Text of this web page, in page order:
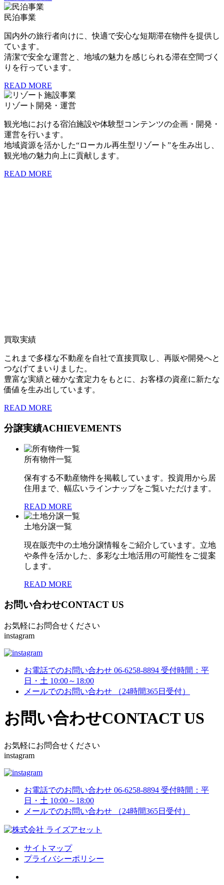
民泊事業
国内外の旅行者向けに、快適で安心な短期滞在物件を提供し
ています。
清潔で安全な運営と、地域の魅力を感じられる滞在空間づく
りを行っています。
READ MORE
リゾート開発・運営
観光地における宿泊施設や体験型コンテンツの企画・開発・
運営を行います。
地域資源を活かした“ローカル再生型リゾート”を生み出し、
観光地の魅力向上に貢献します。
READ MORE
買取実績
これまで多様な不動産を自社で直接買取し、再販や開発へと
つなげてまいりました。
豊富な実績と確かな査定力をもとに、お客様の資産に新たな
価値を生み出しています。
READ MORE
分譲実績ACHIEVEMENTS
所有物件一覧
保有する不動産物件を掲載しています。投資用から居
住用まで、幅広いラインナップをご覧いただけます。
READ MORE
土地分譲一覧
現在販売中の土地分譲情報をご紹介しています。立地
や条件を活かした、多彩な土地活用の可能性をご提案
します。
READ MORE
お問い合わせCONTACT US
お気軽にお問合せください
instagram
お電話でのお問い合わせ 06-6258-8894 受付時間：平
日・土 10:00～18:00
メールでのお問い合わせ
（24時間365日受付）
お問い合わせCONTACT US
お気軽にお問合せください
instagram
お電話でのお問い合わせ 06-6258-8894 受付時間：平
日・土 10:00～18:00
メールでのお問い合わせ
（24時間365日受付）
サイトマップ
プライバシーポリシー